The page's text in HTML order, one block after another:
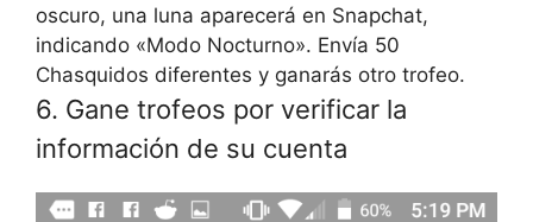
oscuro, una luna aparecerá en Snapchat,
indicando «Modo Nocturno». Envía 50
Chasquidos diferentes y ganarás otro trofeo.
6. Gane trofeos por verificar la
información de su cuenta